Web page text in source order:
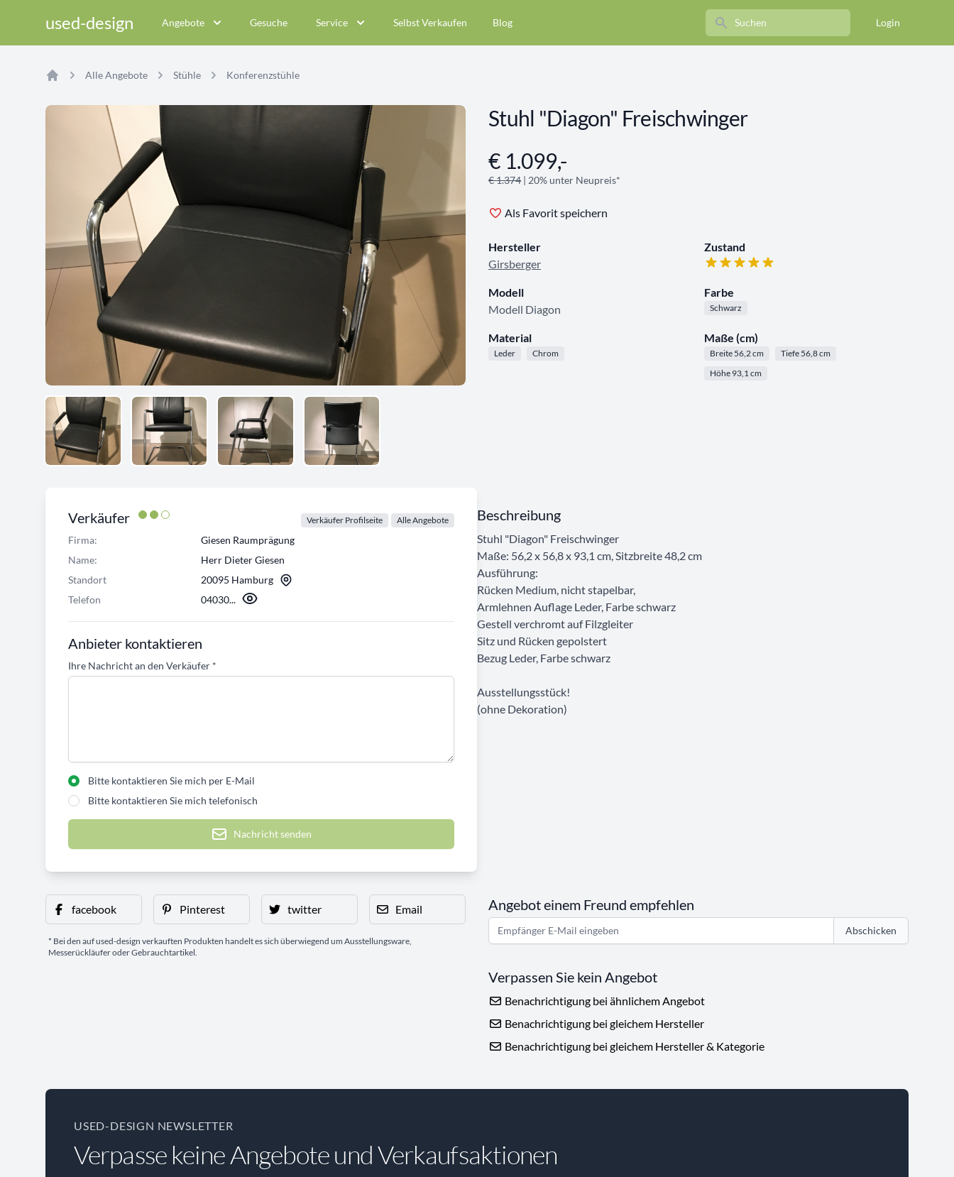
used-design Angebote Gesuche Service Selbst Verkaufen Blog Search Login
Alle Angebote Stühle Konferenzstühle
Stuhl "Diagon" Freischwinger
Angebotsinformationen
€ 1.099,-
€ 1.374 | 20% unter Neupreis*
Als Favorit speichern
Hersteller
Girsberger
Zustand
Modell
Modell Diagon
Farbe
Schwarz
Material
Leder Chrom
Maße (cm)
Breite 56,2 cm
Tiefe 56,8 cm
Höhe 93,1 cm
Verkäufer Verkäufer Profilseite Alle Angebote
Firma:
Giesen Raumprägung
Name:
Herr Dieter Giesen
Standort
20095 Hamburg
Telefon
04030...
Anbieter kontaktieren
Ihre Nachricht an den Verkäufer *
Bitte kontaktieren Sie mich per E-Mail
Bitte kontaktieren Sie mich telefonisch
Nachricht senden
Beschreibung
Stuhl "Diagon" Freischwinger
Maße: 56,2 x 56,8 x 93,1 cm, Sitzbreite 48,2 cm
Ausführung:
Rücken Medium, nicht stapelbar,
Armlehnen Auflage Leder, Farbe schwarz
Gestell verchromt auf Filzgleiter
Sitz und Rücken gepolstert
Bezug Leder, Farbe schwarz
Ausstellungsstück!
(ohne Dekoration)
facebook Pinterest twitter Email
* Bei den auf used-design verkauften Produkten handelt es sich überwiegend um Ausstellungsware,
Messerückläufer oder Gebrauchtartikel.
Angebot einem Freund empfehlen
Abschicken
Verpassen Sie kein Angebot
Benachrichtigung bei ähnlichem Angebot
Benachrichtigung bei gleichem Hersteller
Benachrichtigung bei gleichem Hersteller & Kategorie
USED-DESIGN NEWSLETTER
Verpasse keine Angebote und Verkaufsaktionen